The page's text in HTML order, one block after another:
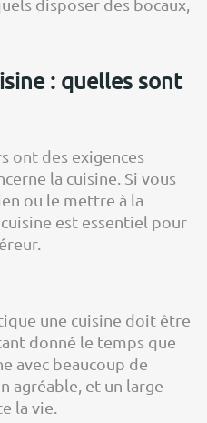
disposer des bocaux,
: quelles sont
ont des exigences
la cuisine. Si vous
ou le mettre à la
est essentiel pour
une cuisine doit être
donné le temps que
avec beaucoup de
agréable, et un large
la vie.